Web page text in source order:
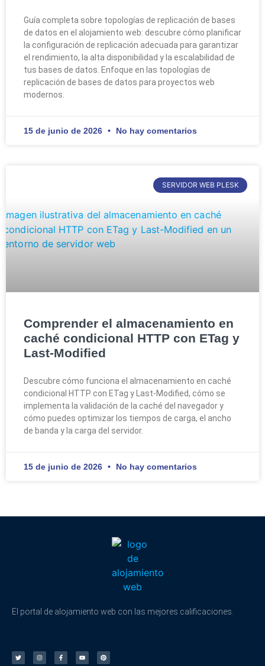
Guía completa sobre topologías de replicación de bases
de datos en el alojamiento web: descubre cómo planificar
la configuración de replicación adecuada para garantizar
el rendimiento, la alta disponibilidad y la escalabilidad de
tus bases de datos. Enfoque en las topologías de
replicación de bases de datos para proyectos web
modernos.
15 de junio de 2026 No hay comentarios
SERVIDOR WEB PLESK
Comprender el almacenamiento en
caché condicional HTTP con ETag y
Last-Modified
Descubre cómo funciona el almacenamiento en caché
condicional HTTP con ETag y Last-Modified, cómo se
implementa la validación de la caché del navegador y
cómo puedes optimizar los tiempos de carga, el ancho
de banda y la carga del servidor.
15 de junio de 2026 No hay comentarios
El portal de alojamiento web con las mejores calificaciones.